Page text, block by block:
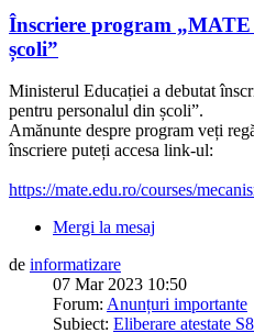
Înscriere program
școli”
Ministerul Educației a debutat
pentru personalul din școli”.
Amănunte despre program veți
înscriere puteți accesa link-ul:
https://mate.edu.ro/courses/
Mergi la mesaj
de informatizare
07 Mar 2023 10:50
Forum: Anunțuri importante
Subiect: Eliberare atestate